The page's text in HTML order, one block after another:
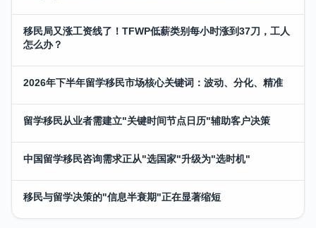
移民局又涨工资线了！TFWP低薪类别每小时涨到37刀，工人
怎么办？
2026年下半年留学移民市场核心关键词：波动、分化、精准
留学移民从业者需建立"关键时间节点日历"辅助客户决策
中国留学移民咨询需求正从"选国家"升级为"选时机"
移民与留学决策的"信息半衰期"正在显著缩短